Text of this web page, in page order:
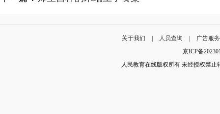
关于我们 人员查询
广告服
京ICP备
人民教育在线版权所有 未经授权禁